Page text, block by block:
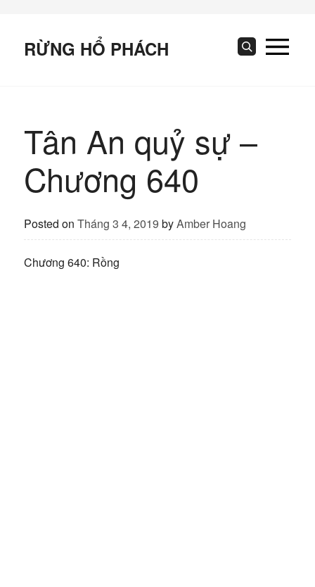
contentRỪNG HỔ PHÁCH Search
Tân An quỷ sự –
Chương 640
Posted on Tháng 3 4, 2019 byAmber Hoang
Chương 640: Rồng